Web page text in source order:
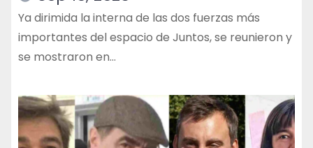
Ya dirimida la interna de las dos fuerzas más
importantes del espacio de Juntos, se reunieron y
se mostraron en…